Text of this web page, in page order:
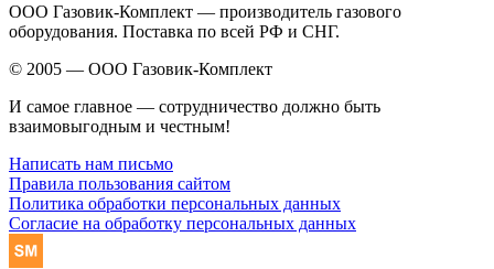
ООО Газовик-Комплект — производитель газового
оборудования. Поставка по всей РФ и СНГ.
© 2005 — ООО Газовик-Комплект
И самое главное — сотрудничество должно быть
взаимовыгодным и честным!
Написать нам письмо
Правила пользования сайтом
Политика обработки персональных данных
Согласие на обработку персональных данных